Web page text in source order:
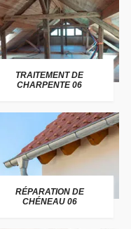
TRAITEMENT DE
CHARPENTE 06
RÉPARATION DE
CHÉNEAU 06